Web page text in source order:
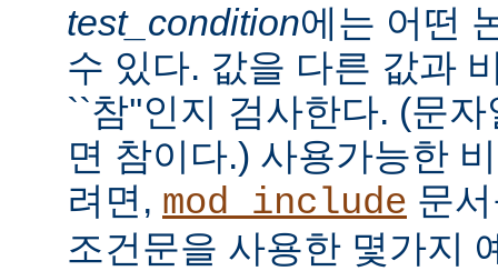
test_condition에는 어떤
수 있다. 값을 다른 값과
``참''인지 검사한다. (문
면 참이다.) 사용가능한
려면, mod_include 문
조건문을 사용한 몇가지